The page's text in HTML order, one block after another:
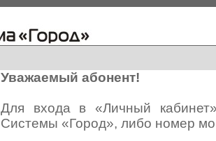
Уважаемый абонент!
Для входа в «Личный
Системы «Город», либо номер